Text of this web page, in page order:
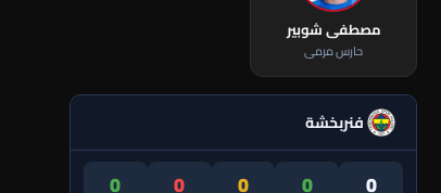
مصطفى شوبير
حارس مرمى
فنربخشة
0
0
0
0
0